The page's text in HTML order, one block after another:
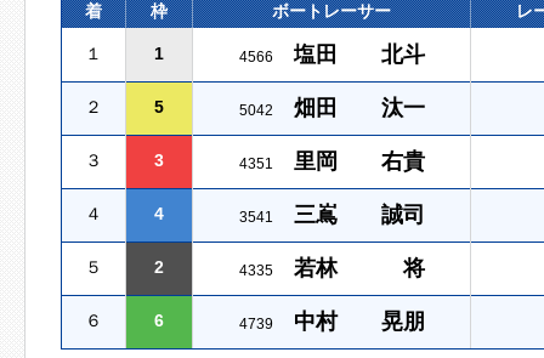
着 枠 ボートレーサー レ
１ 1 4566 塩田 北斗
２ 5 5042 畑田 汰一
３ 3 4351 里岡 右貴
４ 4 3541 三嶌 誠司
５ 2 4335 若林 将
６ 6 4739 中村 晃朋